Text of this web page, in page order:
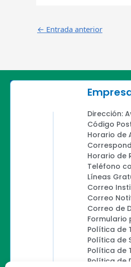
← Entrada anterior
Dirección:
Código
Horario de
Horario de
Teléfono
Líneas
Correo
Correo
Correo de
Formulario
Política de
Política de
Política de
Política de